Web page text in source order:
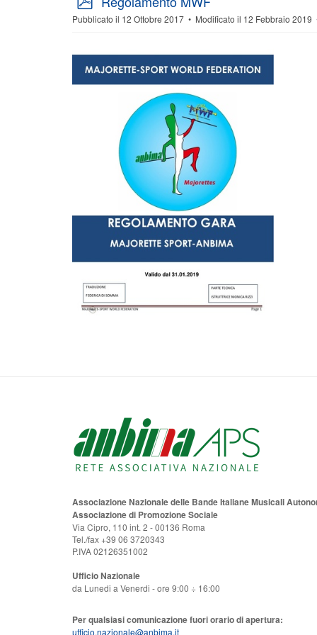
d
Pubblicato il 12 Ottobre 2017 Modificato il 12 Febbraio 2019
Associazione Nazionale delle Bande Italiane Musicali
Associazione di Promozione Sociale
Via Cipro, 110 int. 2 - 00136 Roma
Tel./fax +39 06 3720343
P.IVA 02126351002
Ufficio Nazionale
da Lunedi a Venerdi - ore 9:00 ÷ 16:00
Per qualsiasi comunicazione fuori orario di apertura:
ufficio.nazionale@anbima.it